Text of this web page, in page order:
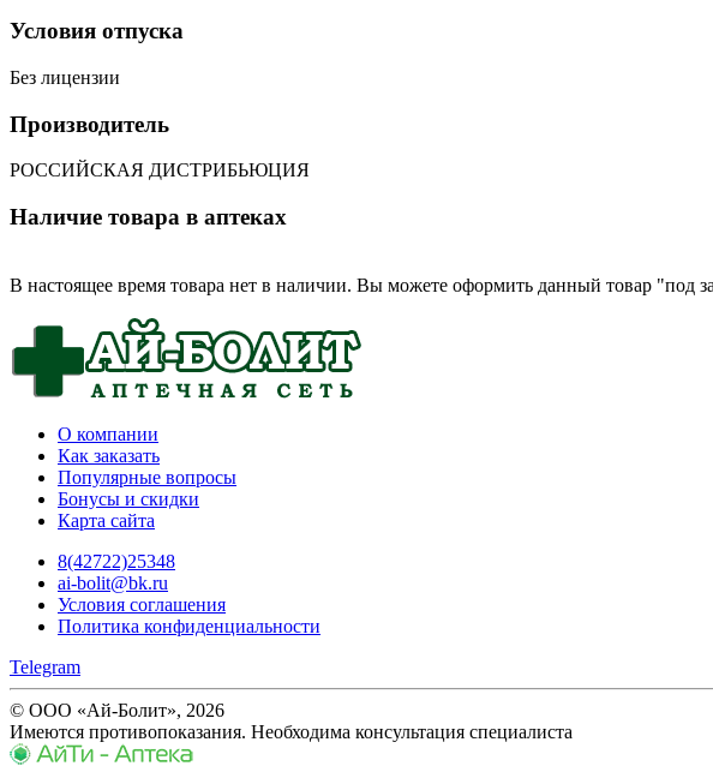
Условия отпуска
Без лицензии
Производитель
РОССИЙСКАЯ ДИСТРИБЬЮЦИЯ
Наличие товара в аптеках
В настоящее время товара нет в наличии. Вы можете оформить данный товар "под
О компании
Как заказать
Популярные вопросы
Бонусы и скидки
Карта сайта
8(42722)25348
ai-bolit@bk.ru
Условия соглашения
Политика конфиденциальности
Telegram
© ООО «Ай-Болит», 2026
Имеются противопоказания. Необходима консультация специалиста